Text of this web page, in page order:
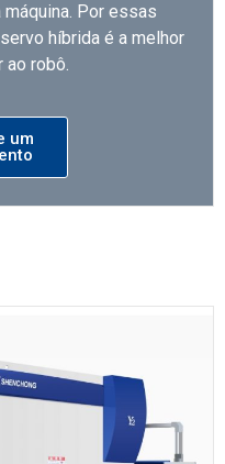
Por essas
híbrida é a melhor
ao robô.
um